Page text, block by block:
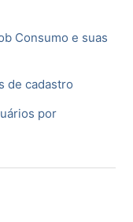
Consumo e suas
de cadastro
por